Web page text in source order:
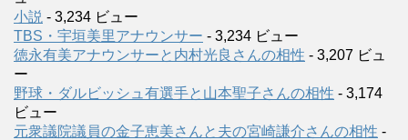
小説 - 3,234 ビュー
TBS・宇垣美里アナウンサー - 3,234 ビュー
徳永有美アナウンサーと内村光良さんの相性 - 3,207 ビュ
ー
野球・ダルビッシュ有選手と山本聖子さんの相性 - 3,174
ビュー
元衆議院議員の金子恵美さんと夫の宮崎謙介さんの相性 -